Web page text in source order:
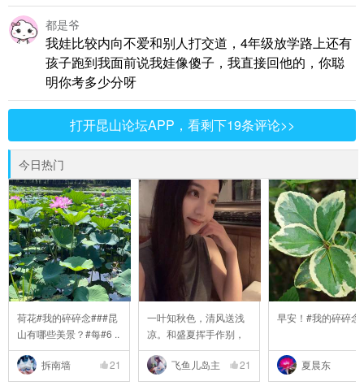
都是爷
我娃比较内向不爱和别人打交道，4年级放学路上还有
孩子跑到我面前说我娃像傻子，我直接回他的，你聪
明你考多少分呀
打开昆山论坛APP，看剩下19条评论>>
今日热门
荷花#我的碎碎念###昆
山有哪些美景？#每#6 ..
拆南墙 21
一叶知秋色，清风送浅
凉。和盛夏挥手作别，
..
飞鱼儿岛主
21
早安！#我的碎碎念
夏晨东